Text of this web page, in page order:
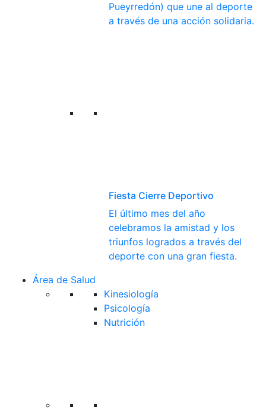
Pueyrredón) que une al deporte
a través de una acción solidaria.
Fiesta Cierre Deportivo
El último mes del año
celebramos la amistad y los
triunfos logrados a través del
deporte con una gran fiesta.
Área de Salud
Kinesiología
Psicología
Nutrición